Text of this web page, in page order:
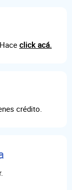
click acá.
crédito.